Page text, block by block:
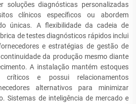
soluções diagnósticas personalizadas
clínicos específicos ou abordem
únicas. A flexibilidade da cadeia de
de testes diagnósticos rápidos inclui
e estratégias de gestão de
da produção mesmo diante
A instalação mantém estoques
e possui relacionamentos
alternativos para minimizar
Sistemas de inteligência de mercado e